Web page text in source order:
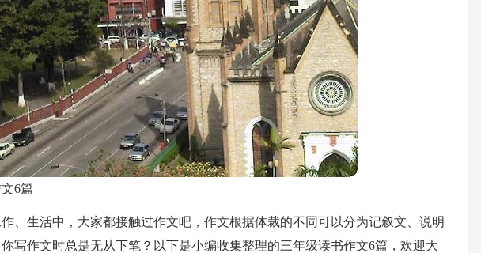
6篇
、生活中，大家都接触过作文吧，作文根据体裁的不同可以分为记叙文、说明
写作文时总是无从下笔？以下是小编收集整理的三年级读书作文6篇，欢迎大